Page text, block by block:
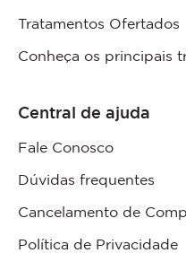
Tratamentos Ofertados
Conheça os principais
Central de ajuda
Fale Conosco
Dúvidas frequentes
Cancelamento de
Política de Privacidade